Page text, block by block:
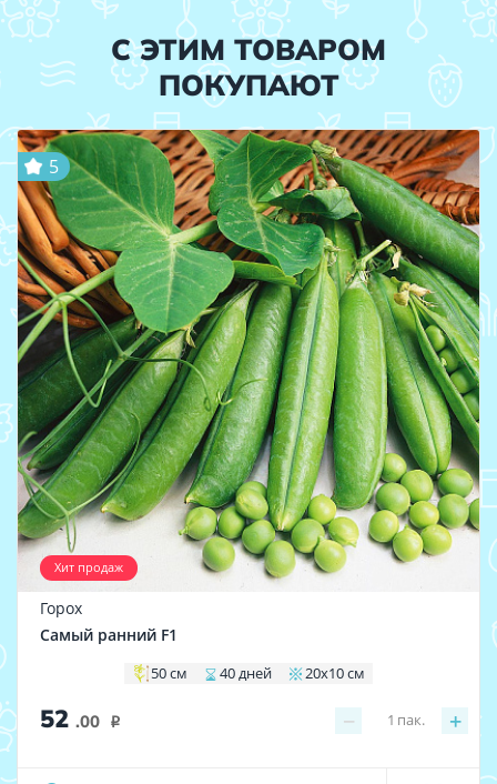
С ЭТИМ ТОВАРОМ
ПОКУПАЮТ
Хит продаж
5
Горох
Самый ранний F1
50 см 40 дней 20х10 см
52 .00 i − +
1 пак.